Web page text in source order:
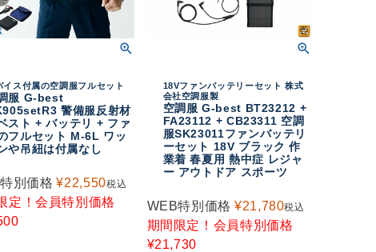
イス付属の空調服フルセット
服 G-best
警備服反射材
スト + バッテリ + ファ
フルセット M-6L ワッ
や吊紐は付属なし
別価格 ¥22,550税込
定！会員特別価格
18Vファンバッテリーセット 株式
会社空調服製
空調服 G-best BT23212 +
FA23112 + CB23311 空調
服SK23011ファンバッテリ
ーセット 18V ブラック 作
業着 春夏用 熱中症 レジャ
ー アウトドア スポーツ
WEB特別価格 ¥21,780税込
期間限定！会員特別価格
¥21,730